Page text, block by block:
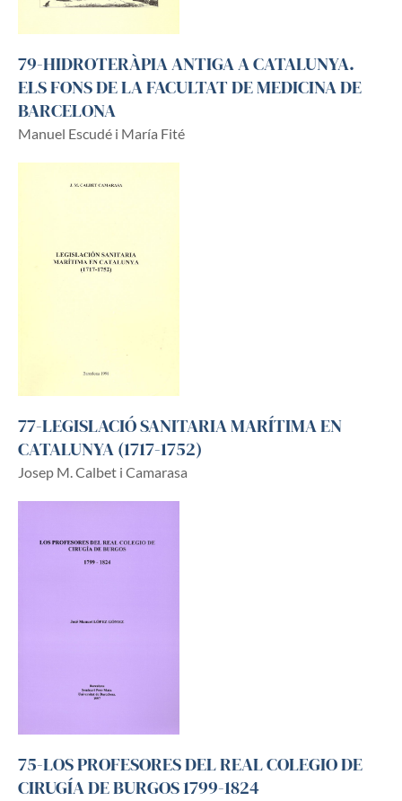
79-HIDROTERÀPIA ANTIGA A CATALUNYA.
ELS FONS DE LA FACULTAT DE MEDICINA DE
BARCELONA
Manuel Escudé i María Fité
77-LEGISLACIÓ SANITARIA MARÍTIMA EN
CATALUNYA (1717-1752)
Josep M. Calbet i Camarasa
75-LOS PROFESORES DEL REAL COLEGIO DE
CIRUGÍA DE BURGOS 1799-1824